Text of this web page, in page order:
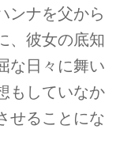
ンナを父から
、彼女の底知
な日々に舞い
もしていなか
せることにな